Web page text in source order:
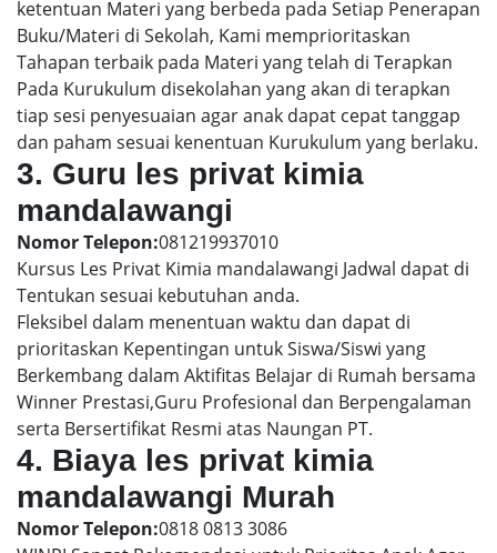
ketentuan Materi yang berbeda pada Setiap Penerapan
Buku/Materi di Sekolah, Kami memprioritaskan
Tahapan terbaik pada Materi yang telah di Terapkan
Pada Kurukulum disekolahan yang akan di terapkan
tiap sesi penyesuaian agar anak dapat cepat tanggap
dan paham sesuai kenentuan Kurukulum yang berlaku.
3. Guru les privat kimia
mandalawangi
Nomor Telepon:081219937010
Kursus Les Privat Kimia mandalawangi Jadwal dapat di
Tentukan sesuai kebutuhan anda.
Fleksibel dalam menentuan waktu dan dapat di
prioritaskan Kepentingan untuk Siswa/Siswi yang
Berkembang dalam Aktifitas Belajar di Rumah bersama
Winner Prestasi,Guru Profesional dan Berpengalaman
serta Bersertifikat Resmi atas Naungan PT.
4. Biaya les privat kimia
mandalawangi Murah
Nomor Telepon:0818 0813 3086